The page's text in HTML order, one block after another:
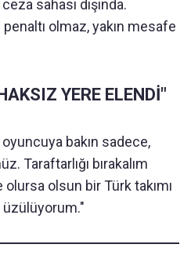
sahası dışında.
olmaz, yakın mesafe
YERE ELENDİ"
bakın sadece,
Taraftarlığı bırakalım
olsun bir Türk takımı
üzülüyorum."